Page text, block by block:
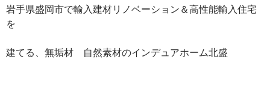
岩手県盛岡市で輸入建材リノベーション＆高性能輸入住宅
を
建てる、無垢材 自然素材のインデュアホーム北盛